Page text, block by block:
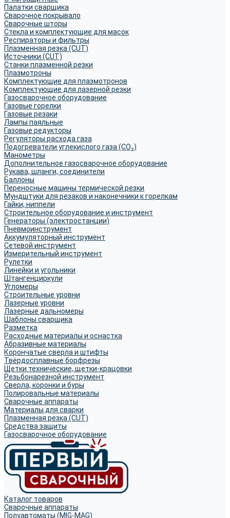
Палатки сварщика
Сварочное покрывало
Сварочные шторы
Стекла и комплектующие для масок
Респираторы и фильтры
Плазменная резка (CUT)
Источники (CUT)
Станки плазменной резки
Плазмотроны
Комплектующие для плазмотронов
Комплектующие для лазерной резки
Газосварочное оборудование
Газовые горелки
Газовые резаки
Лампы паяльные
Газовые редукторы
Регуляторы расхода газа
Подогреватели углекислого газа (CO₂)
Манометры
Дополнительное газосварочное оборудование
Рукава, шланги, соединители
Баллоны
Переносные машины термической резки
Мундштуки для резаков и наконечники к горелкам
Гайки, ниппели
Строительное оборудование и инструмент
Генераторы (электростанции)
Пневмоинструмент
Аккумуляторный инструмент
Сетевой инструмент
Измерительный инструмент
Рулетки
Линейки и угольники
Штангенциркули
Угломеры
Строительные уровни
Лазерные уровни
Лазерные дальномеры
Шаблоны сварщика
Разметка
Расходные материалы и оснастка
Абразивные материалы
Корончатые сверла и штифты
Твёрдосплавные борфрезы
Щетки технические, щетки-крацовки
Резьбонарезной инструмент
Сверла, коронки и буры
Полировальные материалы
Сварочные аппараты
Материалы для сварки
Плазменная резка (CUT)
Средства защиты
Газосварочное оборудование
Каталог товаров
Сварочные аппараты
Полуавтоматы (MIG-MAG)